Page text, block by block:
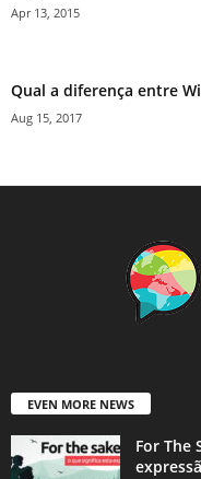
Apr 13, 2015
Qual a diferença entre
Aug 15, 2017
EVEN MORE NEWS
For The